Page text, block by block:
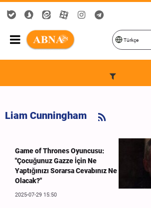
Türkçe
Liam Cunningham
Game of Thrones Oyuncusu:
"Çocuğunuz Gazze İçin Ne
Yaptığınızı Sorarsa Cevabınız Ne
Olacak?"
2025-07-29 15:50